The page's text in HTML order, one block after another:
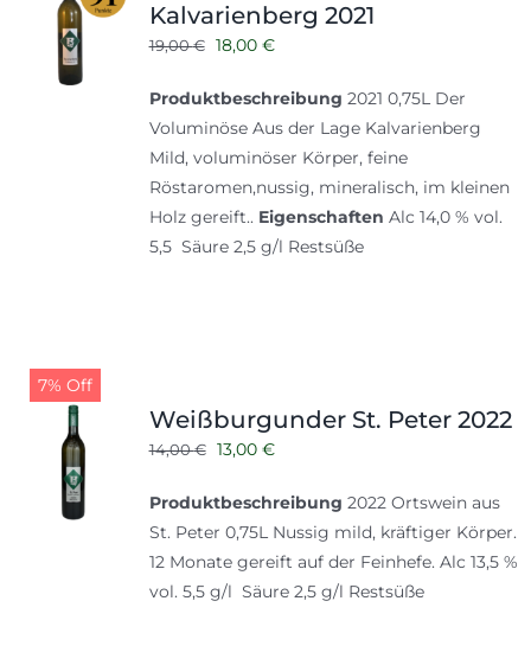
Kalvarienberg 2021
19,00€ Ursprünglicher
war:
19,00 €
18,00 €Aktueller
ist:
18,00 €.
Produktbeschreibung 2021 0,75L Der
Voluminöse Aus der Lage Kalvarienberg
Mild, voluminöser Körper, feine
Röstaromen,nussig, mineralisch, im kleinen
Holz gereift.. Eigenschaften Alc 14,0 % vol.
5,5 Säure 2,5 g/l Restsüße
7% Off
Weißburgunder St. Peter 2022
14,00€ Ursprünglicher
war:
14,00 €
13,00 €Aktueller
ist:
13,00 €.
Produktbeschreibung 2022 Ortswein aus
St. Peter 0,75L Nussig mild, kräftiger Körper.
12 Monate gereift auf der Feinhefe. Alc 13,5 %
vol. 5,5 g/l Säure 2,5 g/l Restsüße